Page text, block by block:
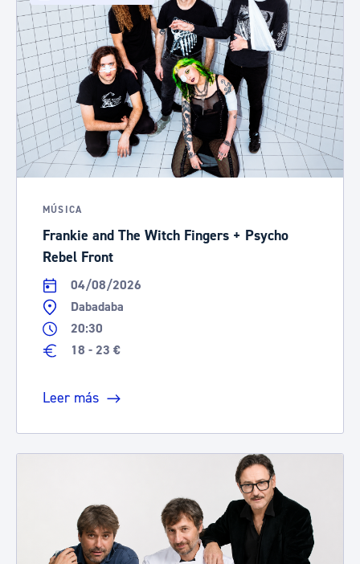
MÚSICA
Frankie and The Witch Fingers + Psycho
Rebel Front
04/08/2026
Dabadaba
20:30
18 - 23 €
Leer más